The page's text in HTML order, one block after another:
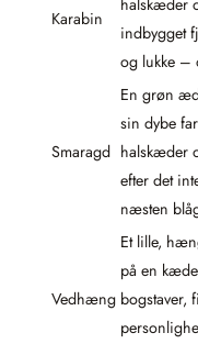
Karabin
halskæder
indbygget
og lukke –
Smaragd
En grøn
sin dybe
halskæder
efter det
næsten
Vedhæng
Et lille,
på en
bogstaver,